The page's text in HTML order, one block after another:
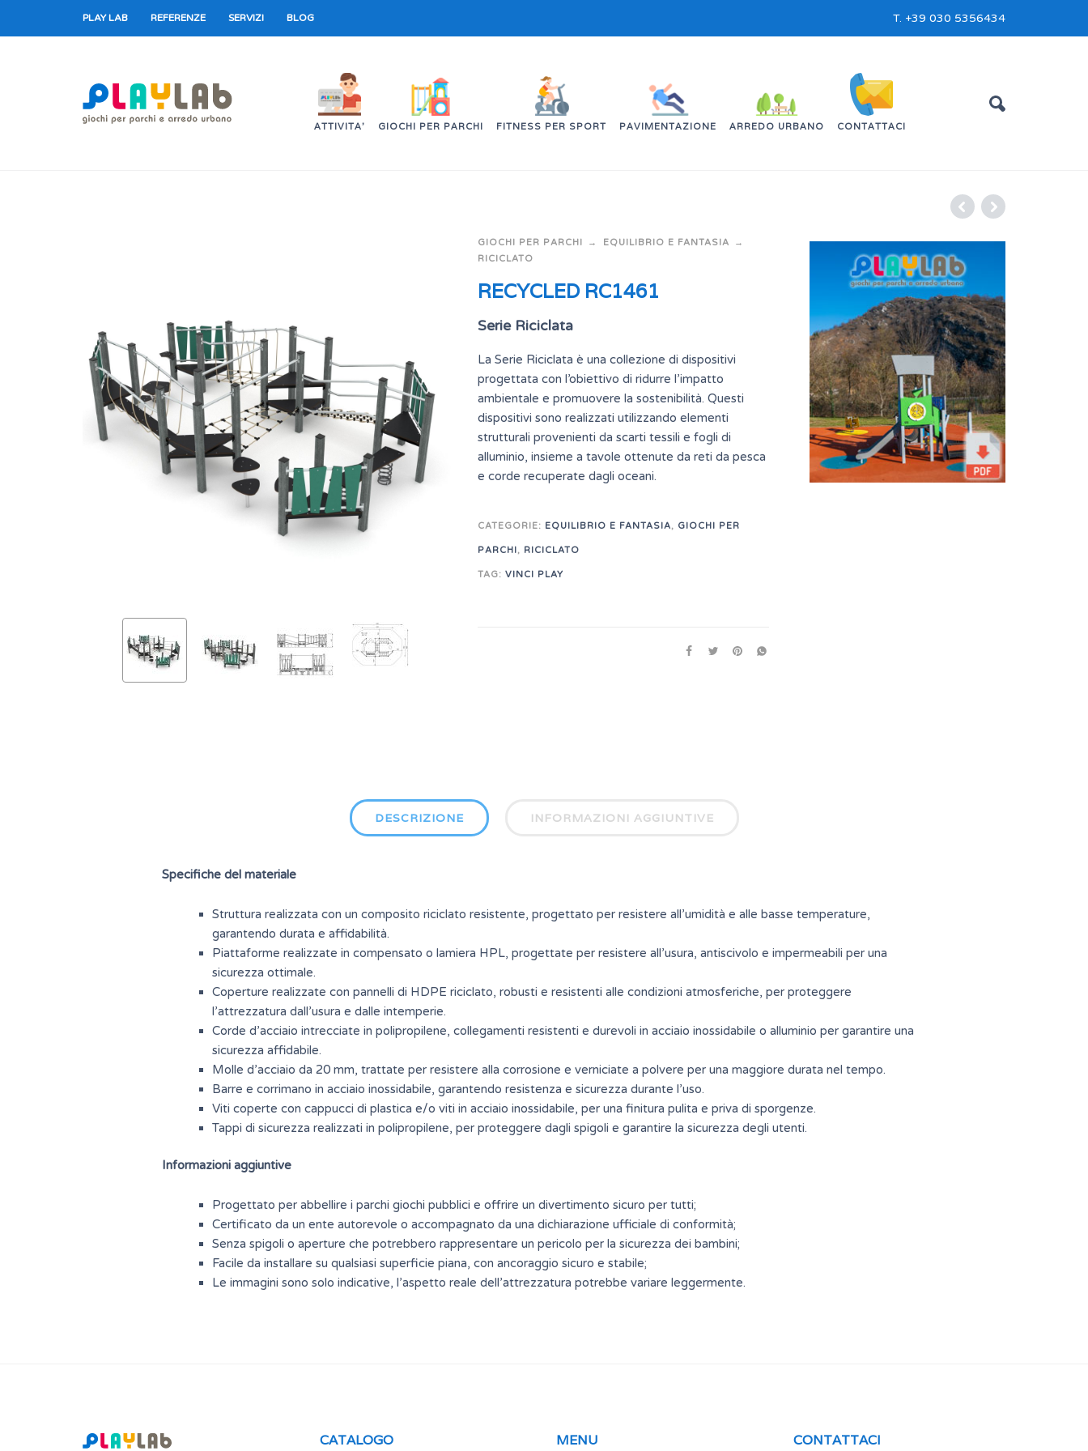
PLAY LAB REFERENZE SERVIZI BLOG T. +39 030 5356434
ATTIVITA’ GIOCHI PER PARCHI FITNESS PER SPORT PAVIMENTAZIONE ARREDO URBANO CONTATTACI
GIOCHI PER PARCHI
EQUILIBRIO E FANTASIA
RICICLATO
RECYCLED RC1461
Serie Riciclata
La Serie Riciclata è una collezione di dispositivi
progettata con l’obiettivo di ridurre l’impatto
ambientale e promuovere la sostenibilità. Questi
dispositivi sono realizzati utilizzando elementi
strutturali provenienti da scarti tessili e fogli di
alluminio, insieme a tavole ottenute da reti da pesca
e corde recuperate dagli oceani.
CATEGORIE: EQUILIBRIO E FANTASIA, GIOCHI PER
PARCHI, RICICLATO
TAG: VINCI PLAY
DESCRIZIONE INFORMAZIONI AGGIUNTIVE
Specifiche del materiale
Struttura realizzata con un composito riciclato resistente, progettato per resistere all’umidità e alle basse temperature,
garantendo durata e affidabilità.
Piattaforme realizzate in compensato o lamiera HPL, progettate per resistere all’usura, antiscivolo e impermeabili per una
sicurezza ottimale.
Coperture realizzate con pannelli di HDPE riciclato, robusti e resistenti alle condizioni atmosferiche, per proteggere
l’attrezzatura dall’usura e dalle intemperie.
Corde d’acciaio intrecciate in polipropilene, collegamenti resistenti e durevoli in acciaio inossidabile o alluminio per garantire una
sicurezza affidabile.
Molle d’acciaio da 20 mm, trattate per resistere alla corrosione e verniciate a polvere per una maggiore durata nel tempo.
Barre e corrimano in acciaio inossidabile, garantendo resistenza e sicurezza durante l’uso.
Viti coperte con cappucci di plastica e/o viti in acciaio inossidabile, per una finitura pulita e priva di sporgenze.
Tappi di sicurezza realizzati in polipropilene, per proteggere dagli spigoli e garantire la sicurezza degli utenti.
Informazioni aggiuntive
Progettato per abbellire i parchi giochi pubblici e offrire un divertimento sicuro per tutti;
Certificato da un ente autorevole o accompagnato da una dichiarazione ufficiale di conformità;
Senza spigoli o aperture che potrebbero rappresentare un pericolo per la sicurezza dei bambini;
Facile da installare su qualsiasi superficie piana, con ancoraggio sicuro e stabile;
Le immagini sono solo indicative, l’aspetto reale dell’attrezzatura potrebbe variare leggermente.
CATALOGO MENU CONTATTACI